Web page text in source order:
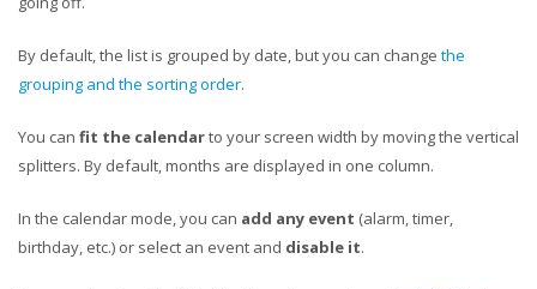
By default, the list is grouped by date, but you can change the
grouping and the sorting order.
You can fit the calendarto your screen width by moving the vertical
splitters. By default, months are displayed in one column.
In the calendar mode, you can add any event (alarm, timer,
birthday, etc.) or select an event and disable it.